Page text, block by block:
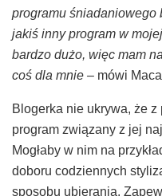
programu śniadaniowego
jakiś inny program w
bardzo dużo, więc mam
coś dla mnie – mówi
Blogerka nie ukrywa, że
program związany z jej
Mogłaby w nim na
doboru codziennych
sposobu ubierania.